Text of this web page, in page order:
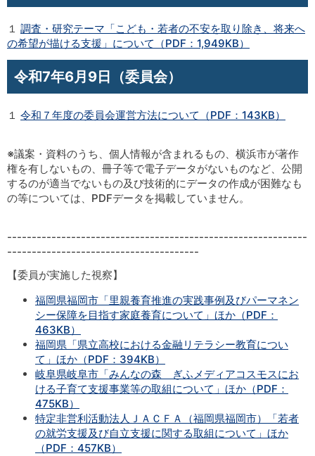
１ 調査・研究テーマ「こども・若者の不安を取り除き、将来へ
の希望が描ける支援」について（PDF：1,949KB）
令和7年6月9日（委員会）
１ 令和７年度の委員会運営方法について（PDF：143KB）
※議案・資料のうち、個人情報が含まれるもの、横浜市が著作
権を有しないもの、冊子等で電子データがないものなど、公開
するのが適当でないもの及び技術的にデータの作成が困難なも
の等については、PDFデータを掲載していません。
-------------------------------------------------------------
---------------------------------------
【委員が実施した視察】
福岡県福岡市「里親養育推進の実践事例及びパーマネン
シー保障を目指す家庭養育について」ほか（PDF：
463KB）
福岡県「県立高校における金融リテラシー教育につい
て」ほか（PDF：394KB）
岐阜県岐阜市「みんなの森 ぎふメディアコスモスにお
ける子育て支援事業等の取組について」ほか（PDF：
475KB）
特定非営利活動法人ＪＡＣＦＡ（福岡県福岡市）「若者
の就労支援及び自立支援に関する取組について」ほか
（PDF：457KB）